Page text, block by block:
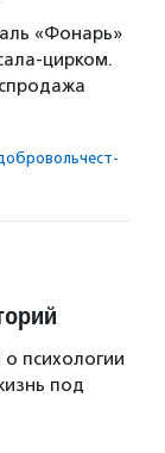
«Фонарь»
цирком.
психологии
под